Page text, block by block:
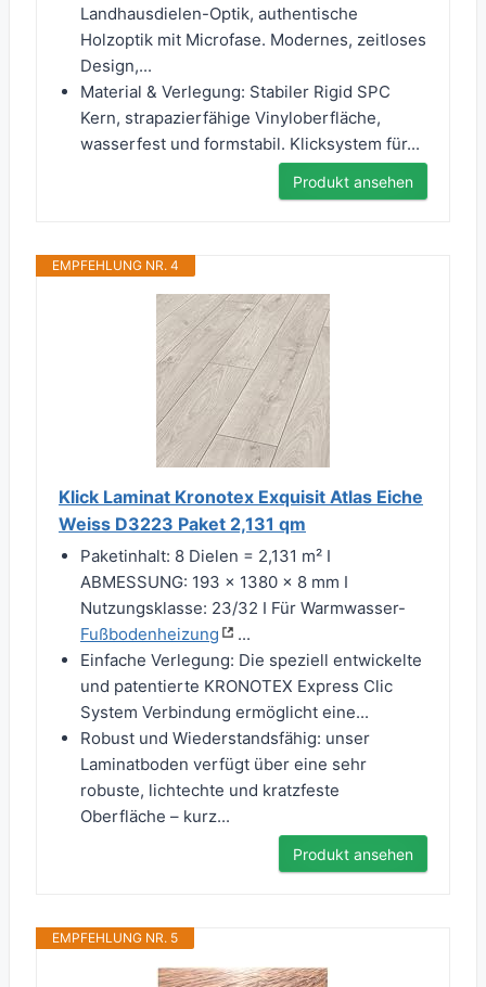
Landhausdielen-Optik, authentische
Holzoptik mit Microfase. Modernes, zeitloses
Design,...
Material & Verlegung: Stabiler Rigid SPC
Kern, strapazierfähige Vinyloberfläche,
wasserfest und formstabil. Klicksystem für...
Produkt ansehen
EMPFEHLUNG NR. 4
Klick Laminat Kronotex Exquisit Atlas Eiche
Weiss D3223 Paket 2,131 qm
Paketinhalt: 8 Dielen = 2,131 m² I
ABMESSUNG: 193 x 1380 x 8 mm I
Nutzungsklasse: 23/32 I Für Warmwasser-
Fußbodenheizung
...
Einfache Verlegung: Die speziell entwickelte
und patentierte KRONOTEX Express Clic
System Verbindung ermöglicht eine...
Robust und Wiederstandsfähig: unser
Laminatboden verfügt über eine sehr
robuste, lichtechte und kratzfeste
Oberfläche – kurz...
Produkt ansehen
EMPFEHLUNG NR. 5